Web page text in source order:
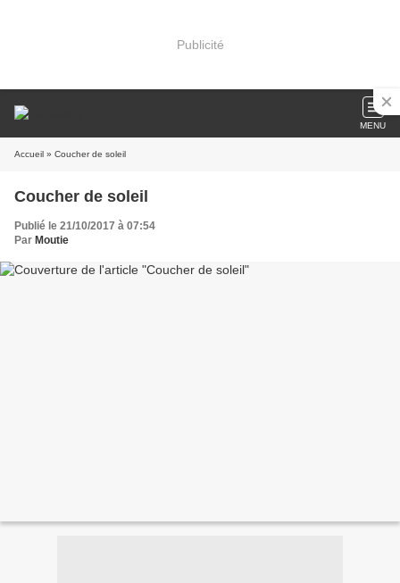
Publicité
MENU
Accueil » Coucher de soleil
Coucher de soleil
Publié le 21/10/2017 à 07:54
Par Moutie